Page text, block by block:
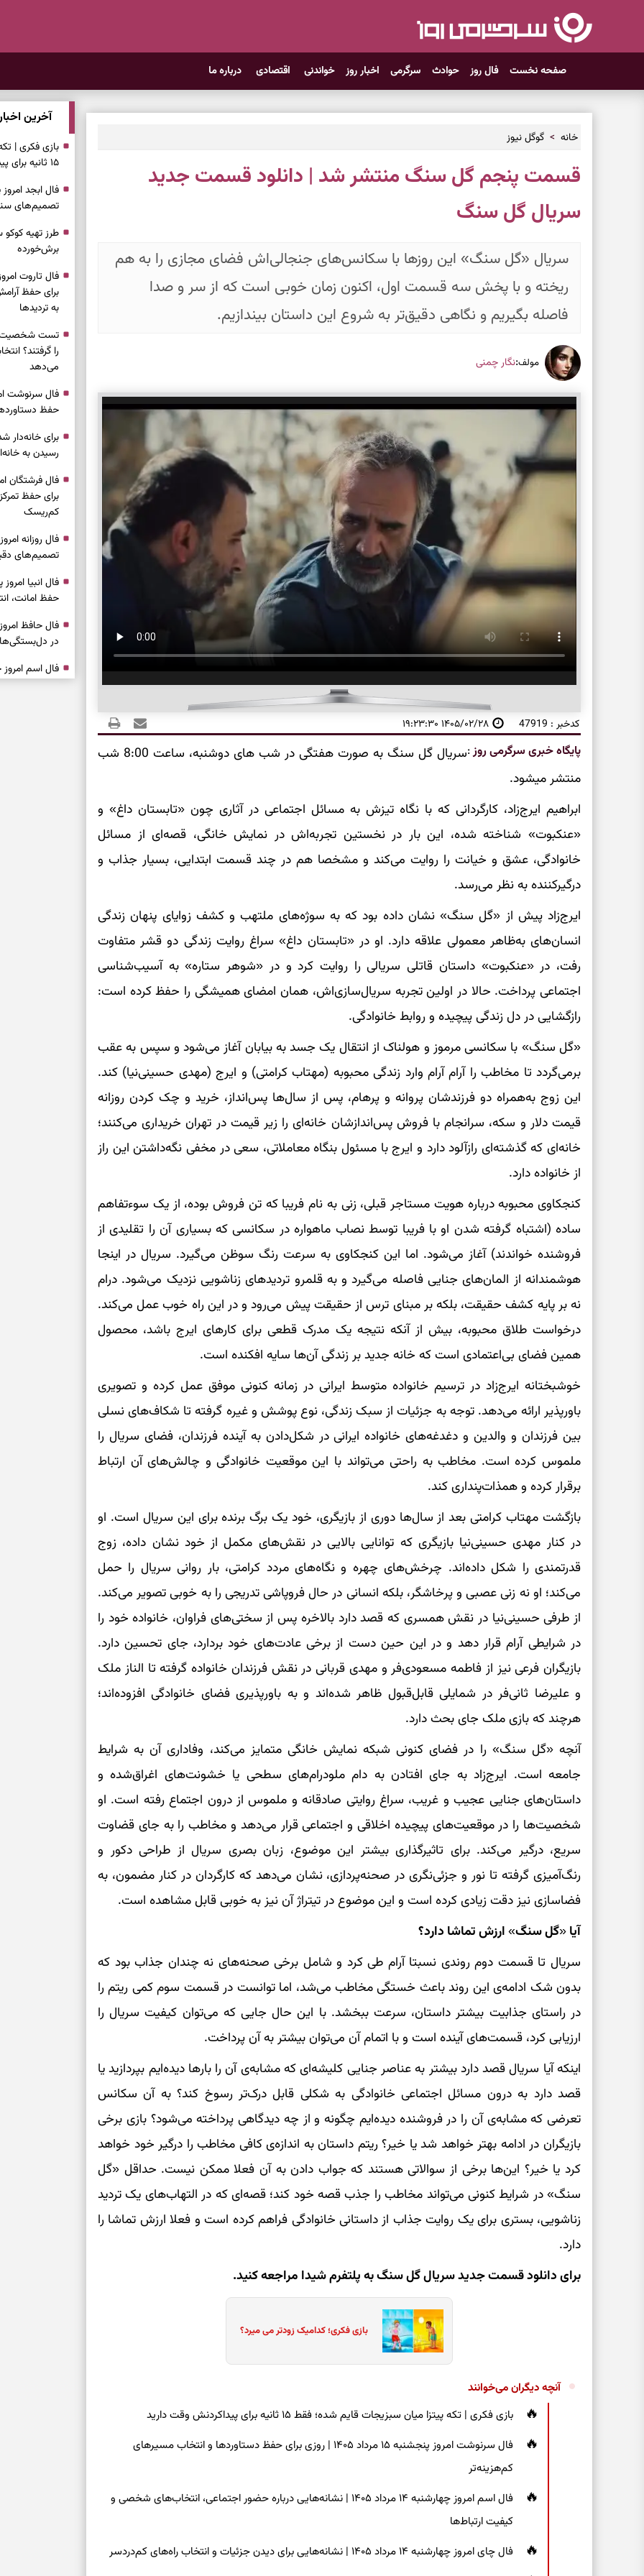
صفحه نخست فال روز حوادث سرگرمی اخبار روز خواندنی اقتصادی درباره ما
خانه گوگل نیوز
قسمت پنجم گل سنگ منتشر شد | دانلود قسمت جدید
سریال گل سنگ
سریال «گل سنگ» این روزها با سکانس‌های جنجالی‌اش فضای مجازی را به هم
ریخته و با پخش سه قسمت اول، اکنون زمان خوبی است که از سر و صدا
فاصله بگیریم و نگاهی دقیق‌تر به شروع این داستان بیندازیم.
مولف:نگار چمنی
کدخبر : 47919 ۱۴۰۵/۰۲/۲۸ ۱۹:۲۳:۳۰
پایگاه خبری سرگرمی روز:
سریال گل سنگ به صورت هفتگی در شب های دوشنبه، ساعت 8:00 شب
منتشر میشود.
ابراهیم ایرج‌زاد، کارگردانی که با نگاه تیزش به مسائل اجتماعی در آثاری چون «تابستان داغ» و
«عنکبوت» شناخته شده، این بار در نخستین تجربه‌اش در نمایش خانگی، قصه‌ای از مسائل
خانوادگی، عشق و خیانت را روایت می‌کند و مشخصا هم در چند قسمت ابتدایی، بسیار جذاب و
درگیرکننده به نظر می‌رسد.
ایرج‌زاد پیش از «گل سنگ» نشان داده بود که به سوژه‌های ملتهب و کشف زوایای پنهان زندگی
انسان‌های به‌ظاهر معمولی علاقه دارد. او در «تابستان داغ» سراغ روایت زندگی دو قشر متفاوت
رفت، در «عنکبوت» داستان قاتلی سریالی را روایت کرد و در «شوهر ستاره» به آسیب‌شناسی
اجتماعی پرداخت. حالا در اولین تجربه سریال‌سازی‌اش، همان امضای همیشگی را حفظ کرده است:
رازگشایی در دل زندگی پیچیده و روابط خانوادگی.
«گل سنگ» با سکانسی مرموز و هولناک از انتقال یک جسد به بیابان آغاز می‌شود و سپس به عقب
برمی‌گردد تا مخاطب را آرام‌ آرام وارد زندگی محبوبه (مهتاب کرامتی) و ایرج (مهدی حسینی‌نیا) کند.
این زوج به‌همراه دو فرزندشان پروانه و پرهام، پس از سال‌ها پس‌انداز، خرید و چک کردن روزانه
قیمت دلار و سکه، سرانجام با فروش پس‌اندازشان خانه‌ای را زیر قیمت در تهران خریداری می‌کنند؛
خانه‌ای که گذشته‌ای رازآلود دارد و ایرج با مسئول بنگاه معاملاتی، سعی در مخفی نگه‌داشتن این راز
از خانواده دارد.
کنجکاوی محبوبه درباره هویت مستاجر قبلی، زنی به نام فریبا که تن فروش بوده، از یک سوءتفاهم
ساده (اشتباه گرفته شدن او با فریبا توسط نصاب ماهواره در سکانسی که بسیاری آن را تقلیدی از
فروشنده خواندند) آغاز می‌شود. اما این کنجکاوی به‌ سرعت رنگ سوظن می‌گیرد. سریال در اینجا
هوشمندانه از المان‌های جنایی فاصله می‌گیرد و به قلمرو تردیدهای زناشویی نزدیک می‌شود. درام
نه بر پایه کشف حقیقت، بلکه بر مبنای ترس از حقیقت پیش می‌رود و در این راه خوب عمل می‌کند.
درخواست طلاق محبوبه، بیش از آنکه نتیجه یک مدرک قطعی برای کارهای ایرج باشد، محصول
همین فضای بی‌اعتمادی است که خانه جدید بر زندگی آن‌ها سایه افکنده است.
خوشبختانه ایرج‌زاد در ترسیم خانواده متوسط ایرانی در زمانه کنونی موفق عمل کرده و تصویری
باورپذیر ارائه می‌دهد. توجه به جزئیات از سبک زندگی، نوع پوشش و غیره گرفته تا شکاف‌های نسلی
بین فرزندان و والدین و دغدغه‌های خانواده ایرانی در شکل‌دادن به آینده فرزندان، فضای سریال را
ملموس کرده است. مخاطب به راحتی می‌تواند با این موقعیت خانوادگی و چالش‌های آن ارتباط
برقرار کرده و همذات‌پنداری کند.
بازگشت مهتاب کرامتی بعد از سال‌ها دوری از بازیگری، خود یک برگ برنده برای این سریال است. او
در کنار مهدی حسینی‌نیا بازیگری که توانایی بالایی در نقش‌های مکمل از خود نشان داده، زوج
قدرتمندی را شکل داده‌اند. چرخش‌های چهره و نگاه‌های مردد کرامتی، بار روانی سریال را حمل
می‌کند؛ او نه زنی عصبی و پرخاشگر، بلکه انسانی در حال فروپاشی تدریجی را به خوبی تصویر می‌کند.
از طرفی حسینی‌نیا در نقش همسری که قصد دارد بالاخره پس از سختی‌های فراوان، خانواده‌ خود را
در شرایطی آرام قرار دهد و در این حین دست از برخی عادت‌های خود بردارد، جای تحسین دارد.
بازیگران فرعی نیز از فاطمه مسعودی‌فر و مهدی قربانی در نقش فرزندان خانواده گرفته تا الناز ملک
و علیرضا ثانی‌فر در شمایلی قابل‌قبول ظاهر شده‌اند و به باورپذیری فضای خانوادگی افزوده‌اند؛
هرچند که بازی ملک جای بحث دارد.
آنچه «گل سنگ» را در فضای کنونی شبکه نمایش خانگی متمایز می‌کند، وفاداری آن به شرایط
جامعه است. ایرج‌زاد به جای افتادن به دام ملودرام‌های سطحی یا خشونت‌های اغراق‌شده و
داستان‌های جنایی عجیب و غریب، سراغ روایتی صادقانه و ملموس از درون اجتماع رفته است. او
شخصیت‌ها را در موقعیت‌های پیچیده اخلاقی و اجتماعی قرار می‌دهد و مخاطب را به جای قضاوت
سریع، درگیر می‌کند. برای تاثیرگذاری بیشتر این موضوع، زبان بصری سریال از طراحی دکور و
رنگ‌آمیزی گرفته تا نور و جزئی‌نگری در صحنه‌پردازی، نشان می‌دهد که کارگردان در کنار مضمون، به
فضاسازی نیز دقت زیادی کرده است و این موضوع در تیتراژ آن نیز به خوبی قابل مشاهده است.
آیا «گل سنگ» ارزش تماشا دارد؟
سریال تا قسمت دوم روندی نسبتا آرام طی کرد و شامل برخی‌ صحنه‌های نه چندان جذاب بود که
بدون شک ادامه‌ی این روند باعث خستگی مخاطب می‌شد، اما توانست در قسمت سوم کمی ریتم را
در راستای جذابیت بیشتر داستان، سرعت ببخشد. با این حال جایی که می‌توان کیفیت سریال را
ارزیابی کرد، قسمت‌های آینده است و با اتمام آن می‌توان بیشتر به آن پرداخت.
اینکه آیا سریال قصد دارد بیشتر به عناصر جنایی کلیشه‌ای که مشابه‌ی آن را بارها دیده‌ایم بپردازید یا
قصد دارد به درون مسائل اجتماعی خانوادگی به شکلی قابل درک‌تر رسوخ کند؟ به آن سکانس
تعرضی که مشا‌به‌ی آن را در فروشنده دیده‌ایم چگونه و از چه دیدگاهی پرداخته می‌شود؟ بازی‌ برخی
بازیگران در ادامه بهتر خواهد شد یا خیر؟ ریتم داستان به اندازه‌ی کافی مخاطب را درگیر خود خواهد
کرد یا خیر؟ این‌ها برخی از سوالاتی هستند که جواب دادن به آن فعلا ممکن نیست. حداقل «گل
سنگ» در شرایط کنونی می‌تواند مخاطب را جذب قصه خود کند؛ قصه‌ای که در التهاب‌های یک تردید
زناشویی، بستری برای یک روایت جذاب از داستانی خانوادگی فراهم کرده است و فعلا ارزش تماشا را
دارد.
برای دانلود قسمت جدید سریال گل سنگ به پلتفرم شیدا مراجعه کنید.
بازی فکری؛ کدامیک زودتر می میرد؟
آنچه دیگران می‌خوانند
بازی فکری | تکه پیتزا میان سبزیجات قایم شده؛ فقط ۱۵ ثانیه برای پیداکردنش وقت دارید
فال سرنوشت امروز پنجشنبه ۱۵ مرداد ۱۴۰۵ | روزی برای حفظ دستاوردها و انتخاب مسیرهای
کم‌هزینه‌تر
فال اسم امروز چهارشنبه ۱۴ مرداد ۱۴۰۵ | نشانه‌هایی درباره حضور اجتماعی، انتخاب‌های شخصی و
کیفیت ارتباط‌ها
فال چای امروز چهارشنبه ۱۴ مرداد ۱۴۰۵ | نشانه‌هایی برای دیدن جزئیات و انتخاب راه‌های کم‌دردسر
آخرین
بازی فکری |
۱۵ ثانیه برای پیداکردنش وقت دارید
تصمیم‌های
طرز تهیه
برش‌خورده
برای حفظ
به تردیدها
تست شخصیت
را گرفتند؟
می‌دهد
حفظ
برای خانه‌دار
رسیدن به
برای حفظ
کم‌ریسک
تصمیم‌های
حفظ امانت،
در
درباره حضور